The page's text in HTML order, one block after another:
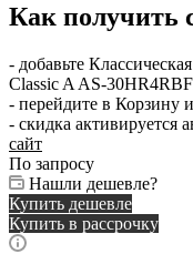
Как получить
- добавьте
Classic A AS-
- перейдите в Корзину
- скидка активируется
сайт
По запросу
Нашли дешевле?
Купить дешевле
Купить в рассрочку